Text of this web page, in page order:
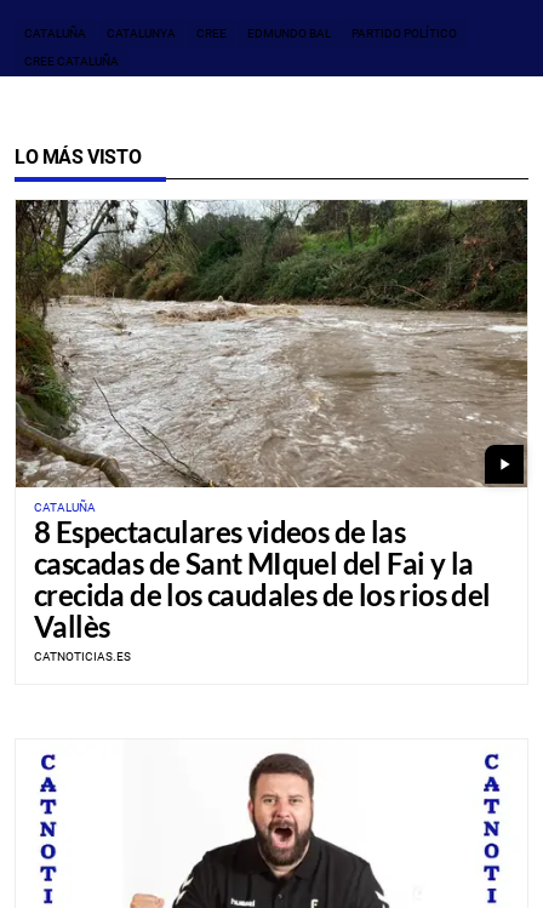
CATALUÑA CATALUNYA CREE EDMUNDO BAL PARTIDO POLÍTICO
CREE CATALUÑA
LO MÁS VISTO
play_arrow
CATALUÑA
8 Espectaculares videos de las
cascadas de Sant MIquel del Fai y la
crecida de los caudales de los rios del
Vallès
CATNOTICIAS.ES